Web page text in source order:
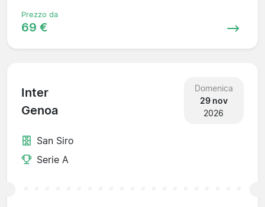
Prezzo da
69 €
Inter
Genoa
Domenica
29 nov
2026
San Siro
Serie A